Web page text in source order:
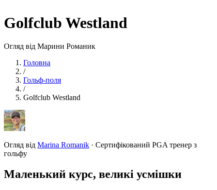
Golfclub Westland
Огляд від Марини Романик
Головна
/
Гольф-поля
/
Golfclub Westland
Огляд від Marina Romanik · Сертифікований PGA тренер з
гольфу
Маленький курс, великі усмішки